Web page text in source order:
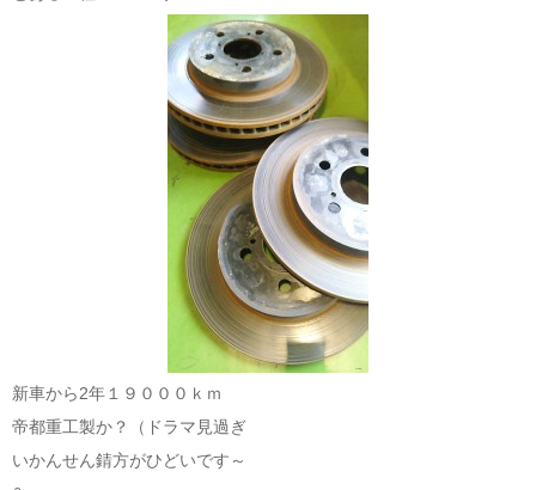
新車から2年１９０００ｋｍ
帝都重工製か？（ドラマ見過ぎ
いかんせん錆方がひどいです～